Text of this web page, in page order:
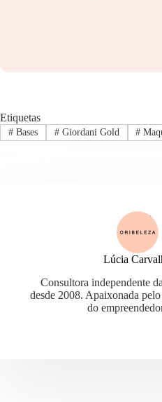
Etiquetas
#Bases #Giordani Gold #
Lúcia
Consultora independente
desde 2008. Apaixonada
do